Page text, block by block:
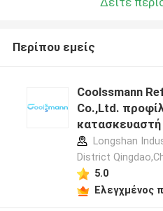
Περίπου εμείς
Coolssmann
Co.,Ltd.
κατασκευαστή
Longshan
District
5.0
Ελεγχμένος